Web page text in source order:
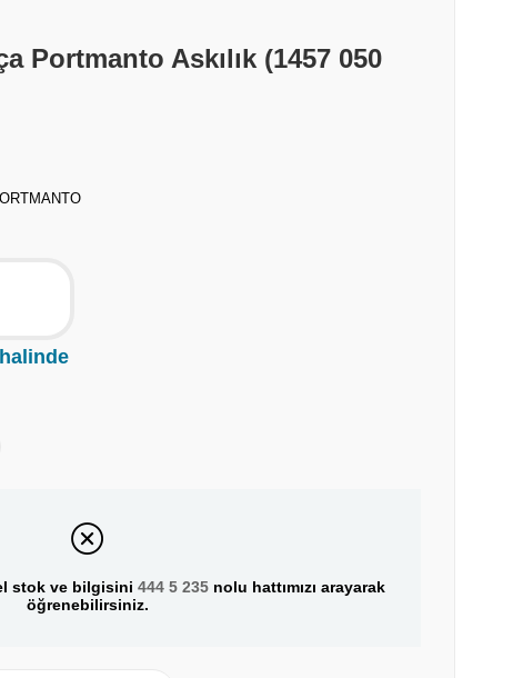
Portmanto Askılık (1457 050
stok ve bilgisini 444 5 235nolu hattımızı arayarak
öğrenebilirsiniz.